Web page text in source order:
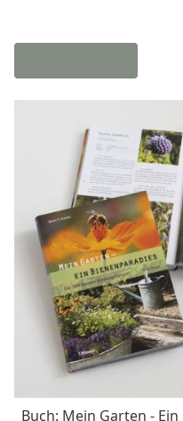
Buch: Mein Garten -